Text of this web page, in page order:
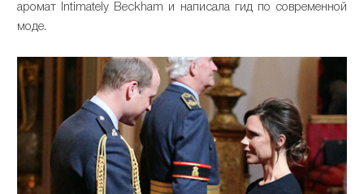
аромат Intimately Beckham и написала гид по современной
моде.